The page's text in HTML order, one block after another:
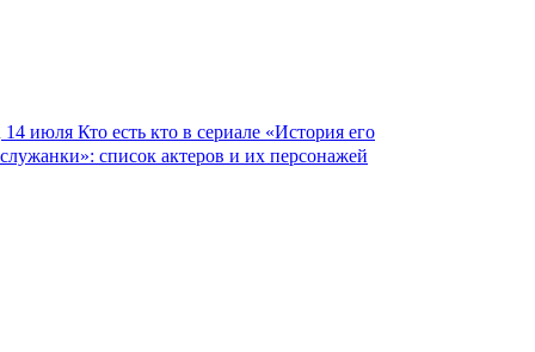
14 июля Кто есть кто в сериале «История его
служанки»: список актеров и их персонажей